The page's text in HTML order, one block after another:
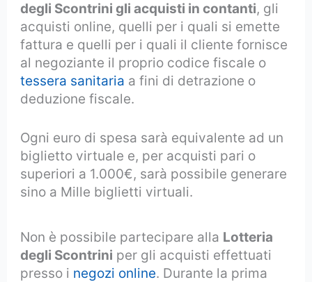
degli Scontrini gli acquisti in contanti, gli
acquisti online, quelli per i quali si emette
fattura e quelli per i quali il cliente fornisce
al negoziante il proprio codice fiscale o
tessera sanitaria a fini di detrazione o
deduzione fiscale.
Ogni euro di spesa sarà equivalente ad un
biglietto virtuale e, per acquisti pari o
superiori a 1.000€, sarà possibile generare
sino a Mille biglietti virtuali.
Non è possibile partecipare alla Lotteria
degli Scontrini per gli acquisti effettuati
presso i negozi online. Durante la prima